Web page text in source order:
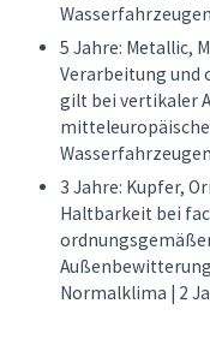
5 Jahre: Metallic,
Verarbeitung und
gilt bei vertikaler
3 Jahre: Kupfer,
Haltbarkeit bei
Normalklima | 2